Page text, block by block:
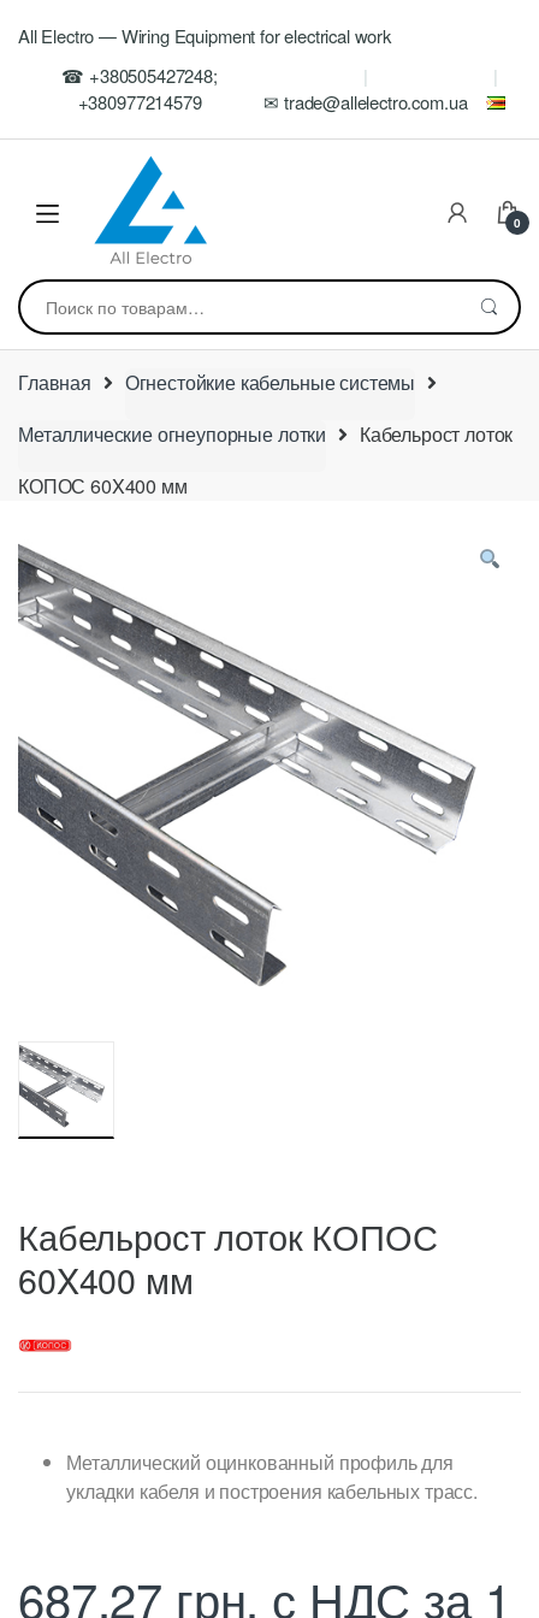
navigation
All Electro — Wiring Equipment for electrical work
☎ +380505427248;
+380977214579
✉ trade@allelectro.com.ua
0
Искать:
Главная
Огнестойкие кабельные системы
Металлические огнеупорные лотки
Кабельрост лоток
КОПОС 60X400 мм
Кабельрост лоток КОПОС
60X400 мм
Металлический оцинкованный профиль для
укладки кабеля и построения кабельных трасс.
687,27 грн. с НДС за 1